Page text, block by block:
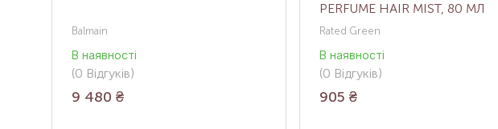
Balmain
В наявності
(0 Відгуків)
9 480 ₴
PERFUME HAIR MIST, 80 МЛ
Rated Green
В наявності
(0 Відгуків)
905 ₴